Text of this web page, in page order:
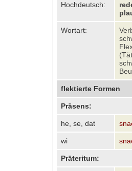
Hochdeutsch:
Wortart:
flektierte Formen
Präsens:
he, se, dat
wi
Präteritum: